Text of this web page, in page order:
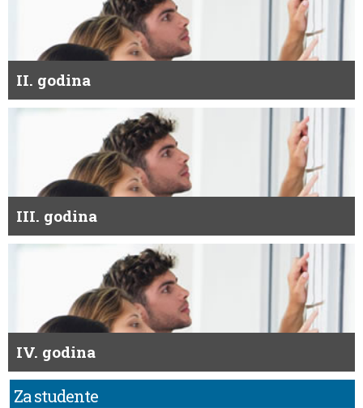
II. godina
III. godina
IV. godina
Za studente